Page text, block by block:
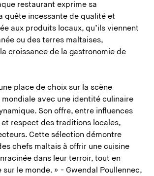
restaurant exprime sa
quête incessante de qualité et
aux produits locaux, qu’ils viennent
ou des terres maltaises,
croissance de la gastronomie de
place de choix sur la scène
avec une identité culinaire
Son offre, entre influences
respect des traditions locales,
Cette sélection démontre
chefs maltais à offrir une cuisine
dans leur terroir, tout en
le monde. » - Gwendal Poullennec,